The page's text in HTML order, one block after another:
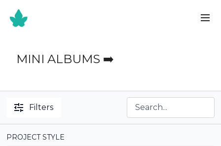
MINI ALBUMS ➡️
Filters
PROJECT STYLE